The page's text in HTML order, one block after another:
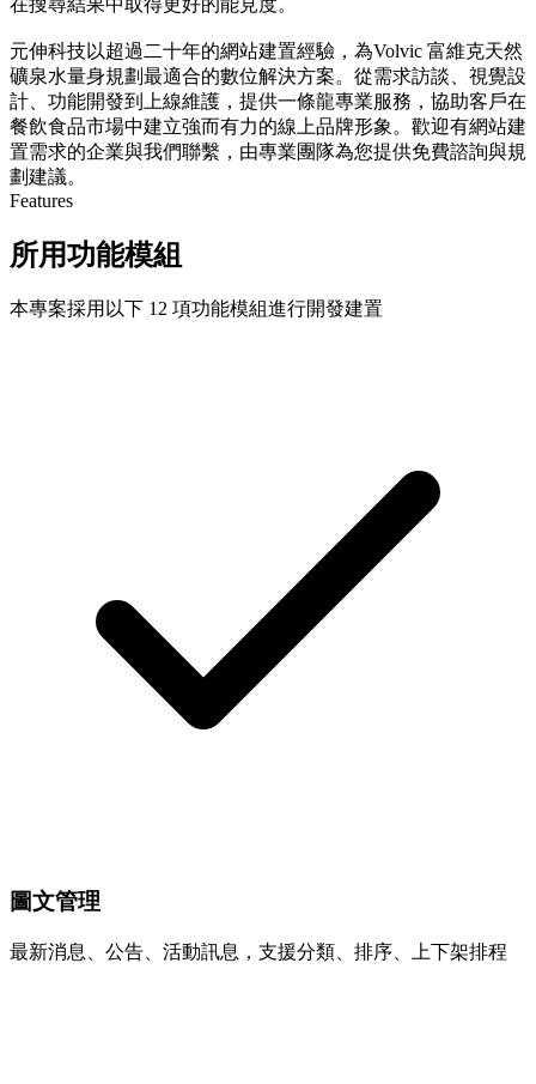
元伸科技以超過二十年的網站建置經驗，為Volvic 富維克天然
礦泉水量身規劃最適合的數位解決方案。從需求訪談、視覺設
計、功能開發到上線維護，提供一條龍專業服務，協助客戶在
餐飲食品市場中建立強而有力的線上品牌形象。歡迎有網站建
置需求的企業與我們聯繫，由專業團隊為您提供免費諮詢與規
劃建議。
Features
所用功能模組
本專案採用以下 12 項功能模組進行開發建置
圖文管理
最新消息、公告、活動訊息，支援分類、排序、上下架排程